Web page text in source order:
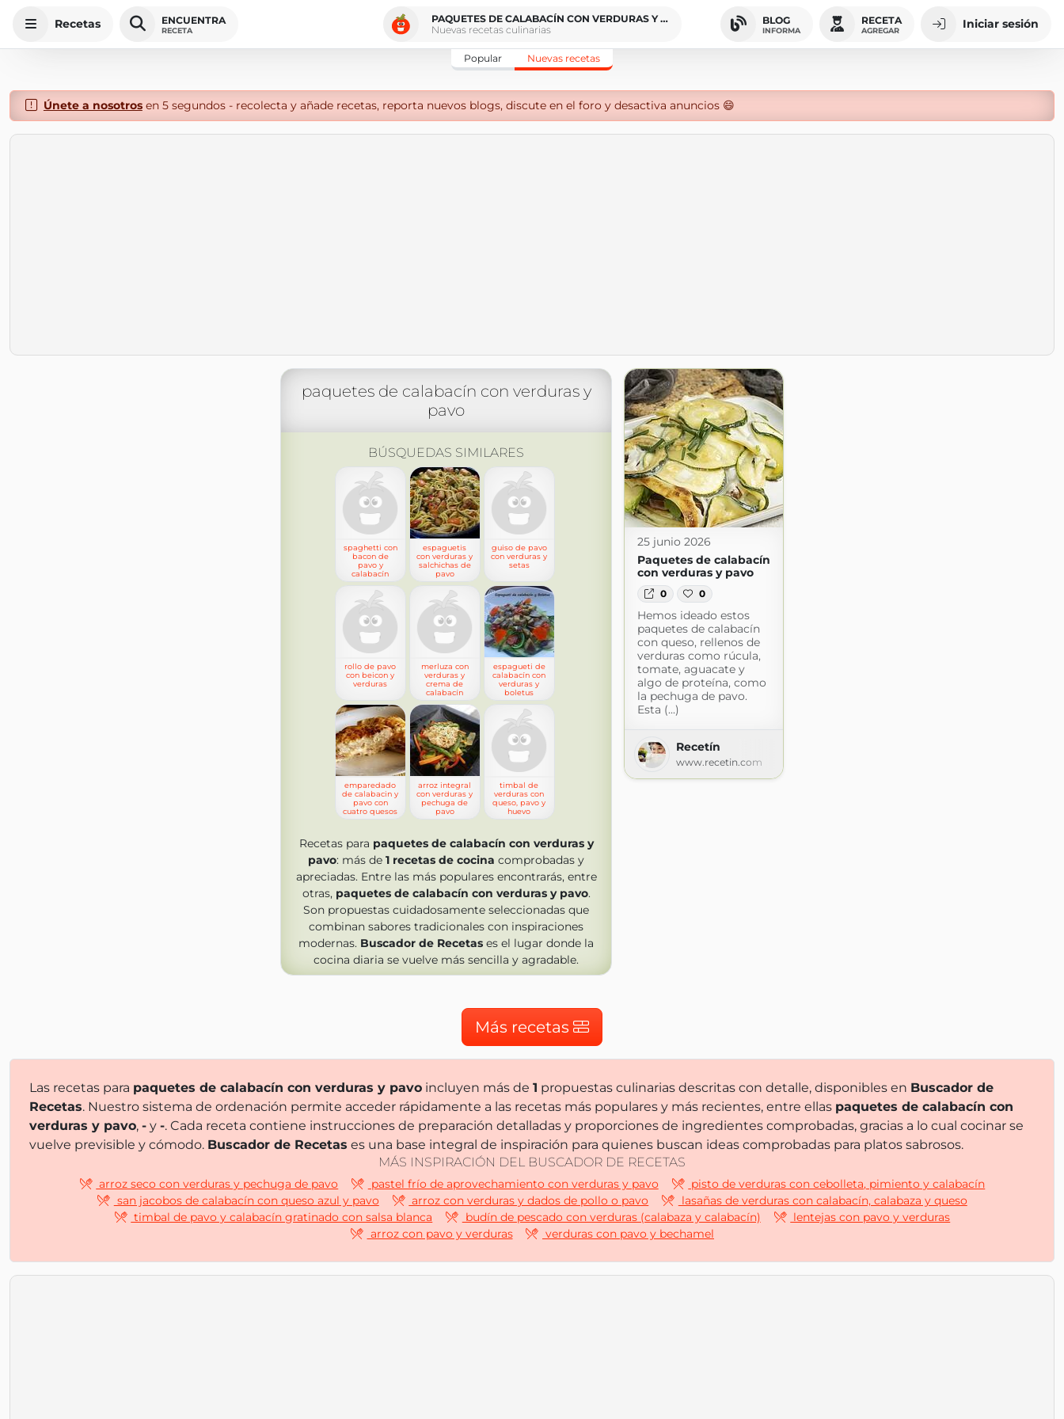
Recetas ENCUENTRA
RECETA
PAQUETES DE CALABACÍN CON VERDURAS Y PAVO
Nuevas recetas culinarias
BLOG
INFORMA
RECETA
AGREGAR Iniciar sesión
Popular Nuevas recetas
Únete a nosotrosen 5 segundos - recolecta y añade recetas, reporta nuevos blogs, discute en el foro y desactiva anuncios 😄
paquetes de calabacín con verduras y
pavo
BÚSQUEDAS SIMILARES
spaghetti con
bacon de
pavo y
calabacín
espaguetis
con verduras y
salchichas de
pavo
guiso de pavo
con verduras y
setas
rollo de pavo
con beicon y
verduras
merluza con
verduras y
crema de
calabacín
espagueti de
calabacín con
verduras y
boletus
emparedado
de calabacin y
pavo con
cuatro quesos
arroz integral
con verduras y
pechuga de
pavo
timbal de
verduras con
queso, pavo y
huevo
Recetas para paquetes de calabacín con verduras y
pavo: más de 1 recetas de cocina comprobadas y
apreciadas. Entre las más populares encontrarás, entre
otras, paquetes de calabacín con verduras y pavo.
Son propuestas cuidadosamente seleccionadas que
combinan sabores tradicionales con inspiraciones
modernas. Buscador de Recetas es el lugar donde la
cocina diaria se vuelve más sencilla y agradable.
25 junio 2026
Paquetes de calabacín
con verduras y pavo
0 0
Hemos ideado estos
paquetes de calabacín
con queso, rellenos de
verduras como rúcula,
tomate, aguacate y
algo de proteína, como
la pechuga de pavo.
Esta (...)
Recetín
www.recetin.com
Más recetas
Las recetas para paquetes de calabacín con verduras y pavo incluyen más de 1 propuestas culinarias descritas con detalle, disponibles en Buscador de
Recetas. Nuestro sistema de ordenación permite acceder rápidamente a las recetas más populares y más recientes, entre ellas paquetes de calabacín con
verduras y pavo, - y -. Cada receta contiene instrucciones de preparación detalladas y proporciones de ingredientes comprobadas, gracias a lo cual cocinar se
vuelve previsible y cómodo. Buscador de Recetas es una base integral de inspiración para quienes buscan ideas comprobadas para platos sabrosos.
MÁS INSPIRACIÓN DEL BUSCADOR DE RECETAS
arroz seco con verduras y pechuga de pavo pastel frío de aprovechamiento con verduras y pavo
pisto de verduras con cebolleta, pimiento y calabacín
san jacobos de calabacín con queso azul y pavo
arroz con verduras y dados de pollo o pavo
lasañas de verduras con calabacín, calabaza y queso
timbal de pavo y calabacín gratinado con salsa blanca
budín de pescado con verduras (calabaza y calabacín)
lentejas con pavo y verduras
arroz con pavo y verduras
verduras con pavo y bechamel